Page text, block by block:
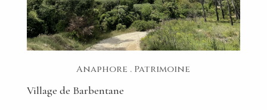
Anaphore . Patrimoine
Village de Barbentane